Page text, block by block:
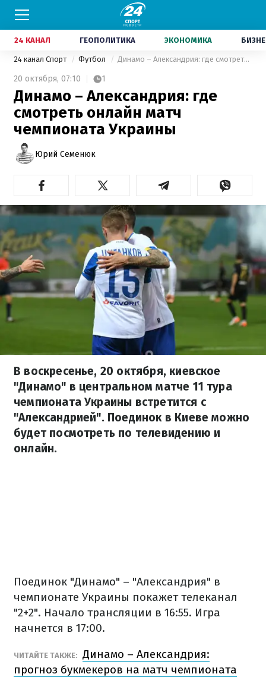
24 КАНАЛ ГЕОПОЛИТИКА ЭКОНОМИКА
24 канал Спорт Футбол Динамо – Александрия: где смотреть онлайн матч чемпионата Украины
20 октября, 07:10 1
Динамо – Александрия: где
смотреть онлайн матч
чемпионата Украины
Юрий Семенюк
В воскресенье, 20 октября, киевское
"Динамо" в центральном матче 11 тура
чемпионата Украины встретится с
"Александрией". Поединок в Киеве можно
будет посмотреть по телевидению и
онлайн.
Поединок "Динамо" – "Александрия" в
чемпионате Украины покажет телеканал
"2+2". Начало трансляции в 16:55. Игра
начнется в 17:00.
ЧИТАЙТЕ ТАКЖЕ: Динамо – Александрия:
прогноз букмекеров на матч чемпионата